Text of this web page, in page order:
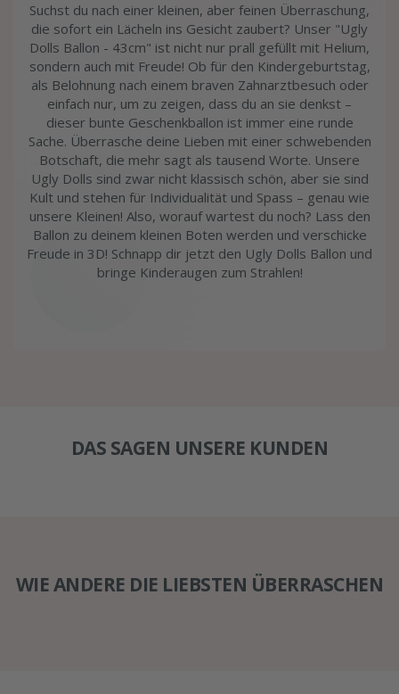
Suchst du nach einer kleinen, aber feinen Überraschung,
die sofort ein Lächeln ins Gesicht zaubert? Unser "Ugly
Dolls Ballon - 43cm" ist nicht nur prall gefüllt mit Helium,
sondern auch mit Freude! Ob für den Kindergeburtstag,
als Belohnung nach einem braven Zahnarztbesuch oder
einfach nur, um zu zeigen, dass du an sie denkst –
dieser bunte Geschenkballon ist immer eine runde
Sache. Überrasche deine Lieben mit einer schwebenden
Botschaft, die mehr sagt als tausend Worte. Unsere
Ugly Dolls sind zwar nicht klassisch schön, aber sie sind
Kult und stehen für Individualität und Spass – genau wie
unsere Kleinen! Also, worauf wartest du noch? Lass den
Ballon zu deinem kleinen Boten werden und verschicke
Freude in 3D! Schnapp dir jetzt den Ugly Dolls Ballon und
bringe Kinderaugen zum Strahlen!
DAS SAGEN UNSERE KUNDEN
WIE ANDERE DIE LIEBSTEN ÜBERRASCHEN